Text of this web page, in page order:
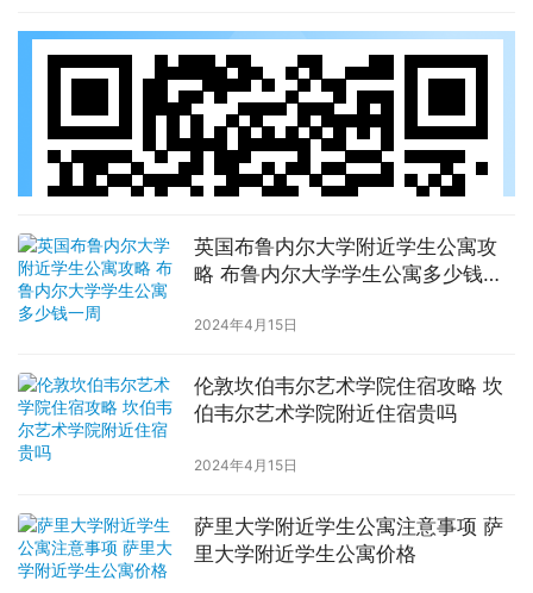
英国布鲁内尔大学附近学生公寓攻
略 布鲁内尔大学学生公寓多少钱一
2024年4月15日
伦敦坎伯韦尔艺术学院住宿攻略 坎
伯韦尔艺术学院附近住宿贵吗
2024年4月15日
萨里大学附近学生公寓注意事项 萨
里大学附近学生公寓价格